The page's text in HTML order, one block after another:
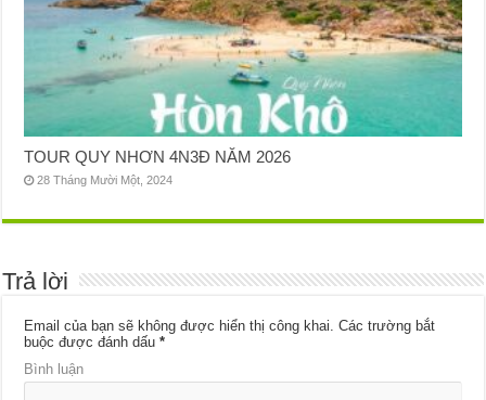
TOUR QUY NHƠN 4N3Đ NĂM 2026
28 Tháng Mười Một, 2024
Trả lời
Email của bạn sẽ không được hiển thị công khai. Các trường bắt
buộc được đánh dấu*
Bình luận